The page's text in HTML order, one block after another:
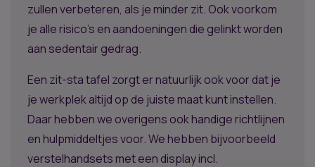
zullen verbeteren, als je minder zit. Ook voorkom
je alle risico’s en aandoeningen die gelinkt worden
aan sedentair gedrag.
Een zit-sta tafel zorgt er natuurlijk ook voor dat je
je werkplek altijd op de juiste maat kunt instellen.
Daar hebben we overigens ook handige richtlijnen
en hulpmiddeltjes voor. We hebben bijvoorbeeld
verstelhandsets met een display incl.